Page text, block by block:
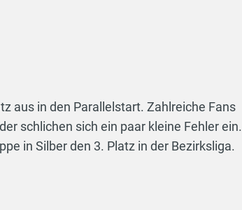
aus in den Parallelstart. Zahlreiche Fans
schlichen sich ein paar kleine Fehler ein.
in Silber den 3. Platz in der Bezirksliga.